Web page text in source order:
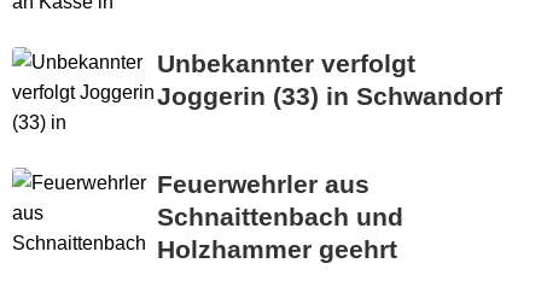
Unbekannter verfolgt
Joggerin (33) in Schwandorf
Feuerwehrler aus
Schnaittenbach und
Holzhammer geehrt